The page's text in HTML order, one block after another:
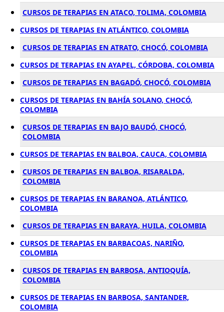
CURSOS DE TERAPIAS EN ATACO, TOLIMA, COLOMBIA
CURSOS DE TERAPIAS EN ATLÁNTICO, COLOMBIA
CURSOS DE TERAPIAS EN ATRATO, CHOCÓ, COLOMBIA
CURSOS DE TERAPIAS EN AYAPEL, CÓRDOBA, COLOMBIA
CURSOS DE TERAPIAS EN BAGADÓ, CHOCÓ, COLOMBIA
CURSOS DE TERAPIAS EN BAHÍA SOLANO, CHOCÓ,
COLOMBIA
CURSOS DE TERAPIAS EN BAJO BAUDÓ, CHOCÓ,
COLOMBIA
CURSOS DE TERAPIAS EN BALBOA, CAUCA, COLOMBIA
CURSOS DE TERAPIAS EN BALBOA, RISARALDA,
COLOMBIA
CURSOS DE TERAPIAS EN BARANOA, ATLÁNTICO,
COLOMBIA
CURSOS DE TERAPIAS EN BARAYA, HUILA, COLOMBIA
CURSOS DE TERAPIAS EN BARBACOAS, NARIÑO,
COLOMBIA
CURSOS DE TERAPIAS EN BARBOSA, ANTIOQUÍA,
COLOMBIA
CURSOS DE TERAPIAS EN BARBOSA, SANTANDER,
COLOMBIA